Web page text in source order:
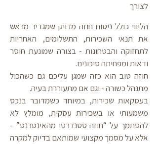
לצורך
הליווי כולל ניסוח חוזה מדויק שמגדיר מראש
את תנאי השכירות, התשלומים, האחריות
לתחזוקה והבטחונות - בצורה שמונעת חוסר
ודאות ומפחיתה סיכונים.
חוזה טוב הוא כזה שמגן עליכם גם כשהכול
מתנהל כשורה - וגם אם מתעוררת בעיה.
בעסקאות שכירות, במיוחד כשמדובר בנכס
משמעותי או בשכירות עסקית, מומלץ לא
להסתמך על “חוזה סטנדרטי מהאינטרנט” -
אלא על מסמך מקצועי שמותאם בדיוק למקרה